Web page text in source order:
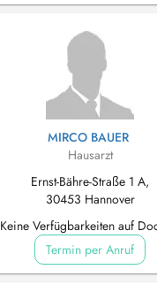
MIRCO BAUER
Hausarzt
Ernst-Bähre-Straße 1 A,
30453 Hannover
Keine Verfügbarkeiten auf
Termin per Anruf